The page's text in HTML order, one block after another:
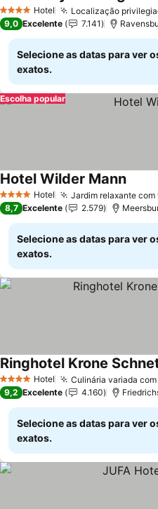
4 EstrelasHotel Localização
9,0 Excelente 7.141
Selecione as datas para ver
exatos.
Escolha popular
4 EstrelasHotel Jardim relaxante
Hotel Wilder Mann
8,7 Excelente 2.579
Selecione as datas para ver
exatos.
4 EstrelasHotel Culinária variada
Ringhotel Krone
9,2 Excelente 4.160
Selecione as datas para ver
exatos.